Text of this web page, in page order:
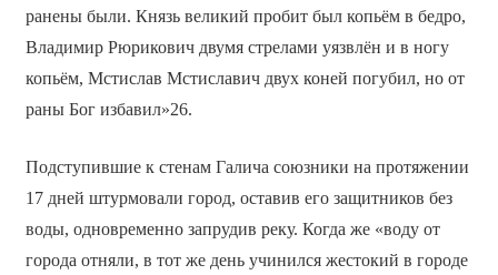
ранены были. Князь великий пробит был копьём в бедро,
Владимир Рюрикович двумя стрелами уязвлён и в ногу
копьём, Мстислав Мстиславич двух коней погубил, но от
раны Бог избавил»26.
Подступившие к стенам Галича союзники на протяжении
17 дней штурмовали город, оставив его защитников без
воды, одновременно запрудив реку. Когда же «воду от
города отняли, в тот же день учинился жестокий в городе